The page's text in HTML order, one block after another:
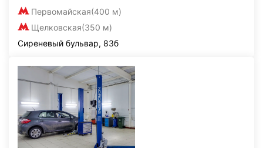
Первомайская(400 м)
Щелковская(350 м)
Сиреневый бульвар, 83б